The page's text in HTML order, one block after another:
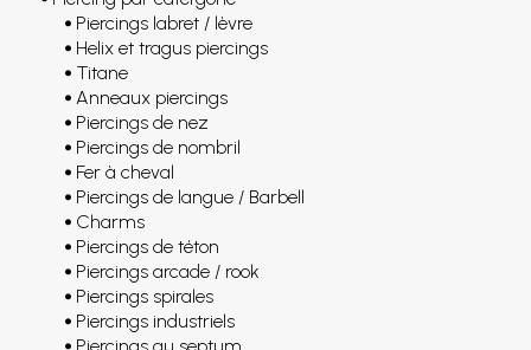
Piercings labret / lèvre
Helix et tragus piercings
Titane
Anneaux piercings
Piercings de nez
Piercings de nombril
Fer à cheval
Piercings de langue / Barbell
Charms
Piercings de téton
Piercings arcade / rook
Piercings spirales
Piercings industriels